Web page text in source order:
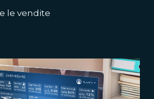
le vendite